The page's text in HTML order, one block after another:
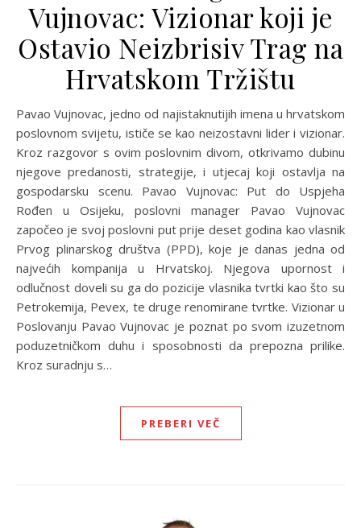
Vujnovac: Vizionar koji je
Ostavio Neizbrisiv Trag na
Hrvatskom Tržištu
Pavao Vujnovac, jedno od najistaknutijih imena u hrvatskom
poslovnom svijetu, ističe se kao neizostavni lider i vizionar.
Kroz razgovor s ovim poslovnim divom, otkrivamo dubinu
njegove predanosti, strategije, i utjecaj koji ostavlja na
gospodarsku scenu. Pavao Vujnovac: Put do Uspjeha
Rođen u Osijeku, poslovni manager Pavao Vujnovac
započeo je svoj poslovni put prije deset godina kao vlasnik
Prvog plinarskog društva (PPD), koje je danas jedna od
najvećih kompanija u Hrvatskoj. Njegova upornost i
odlučnost doveli su ga do pozicije vlasnika tvrtki kao što su
Petrokemija, Pevex, te druge renomirane tvrtke. Vizionar u
Poslovanju Pavao Vujnovac je poznat po svom izuzetnom
poduzetničkom duhu i sposobnosti da prepozna prilike.
Kroz suradnju s…
PREBERI VEČ